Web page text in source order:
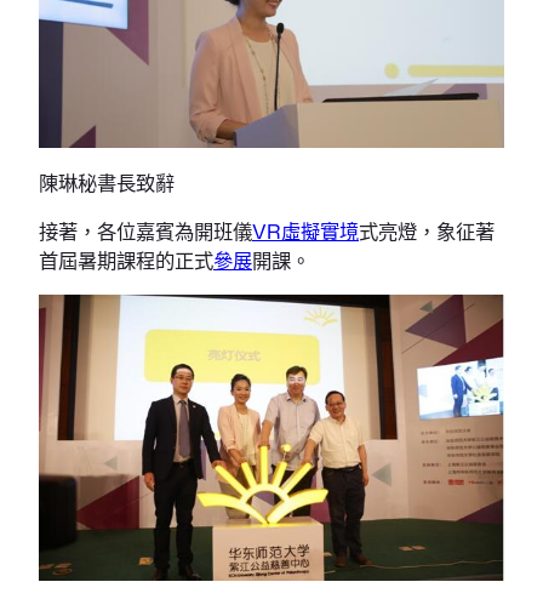
陳琳秘書長致辭
接著，各位嘉賓為開班儀VR虛擬實境式亮燈，象征著
首屆暑期課程的正式參展開課。